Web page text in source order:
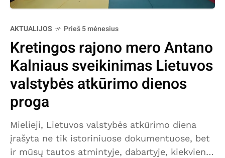
AKTUALIJOS Prieš 5 mėnesius
Kretingos rajono mero Antano
Kalniaus sveikinimas Lietuvos
valstybės atkūrimo dienos
proga
Mielieji, Lietuvos valstybės atkūrimo diena
įrašyta ne tik istoriniuose dokumentuose, bet
ir mūsų tautos atmintyje, dabartyje, kiekvieno